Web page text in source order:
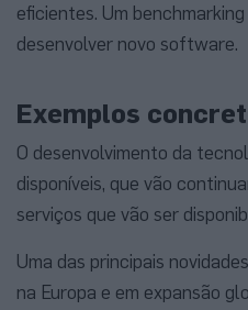
eficientes. Um
desenvolver novo software.
Exemplos
O desenvolvimento da
disponíveis, que vão
serviços que vão ser
Uma das principais
na Europa e em expansão